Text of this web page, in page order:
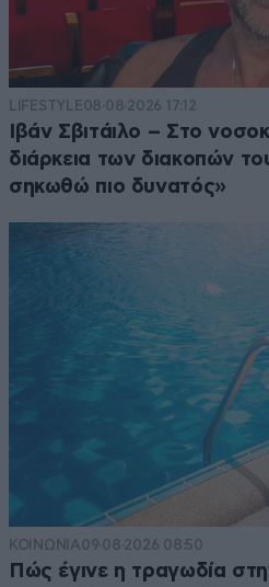
LIFESTYLE08·08·2026 17:12
Ιβάν Σβιτάιλο – Στο
διάρκεια των διακοπών
σηκωθώ πιο δυνατός»
ΚΟΙΝΩΝΙΑ09·08·2026 08:50
Πώς έγινε η τραγωδία